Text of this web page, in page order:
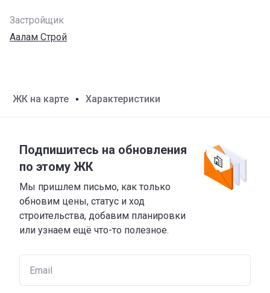
Застройщик
Аалам Строй
ЖК на карте Характеристики
Подпишитесь на обновления
по этому ЖК
Мы пришлем письмо, как только
обновим цены, статус и ход
строительства, добавим планировки
или узнаем ещё что-то полезное.